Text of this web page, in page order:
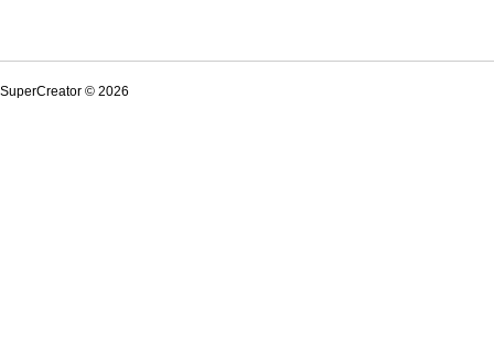
SuperCreator © 2026